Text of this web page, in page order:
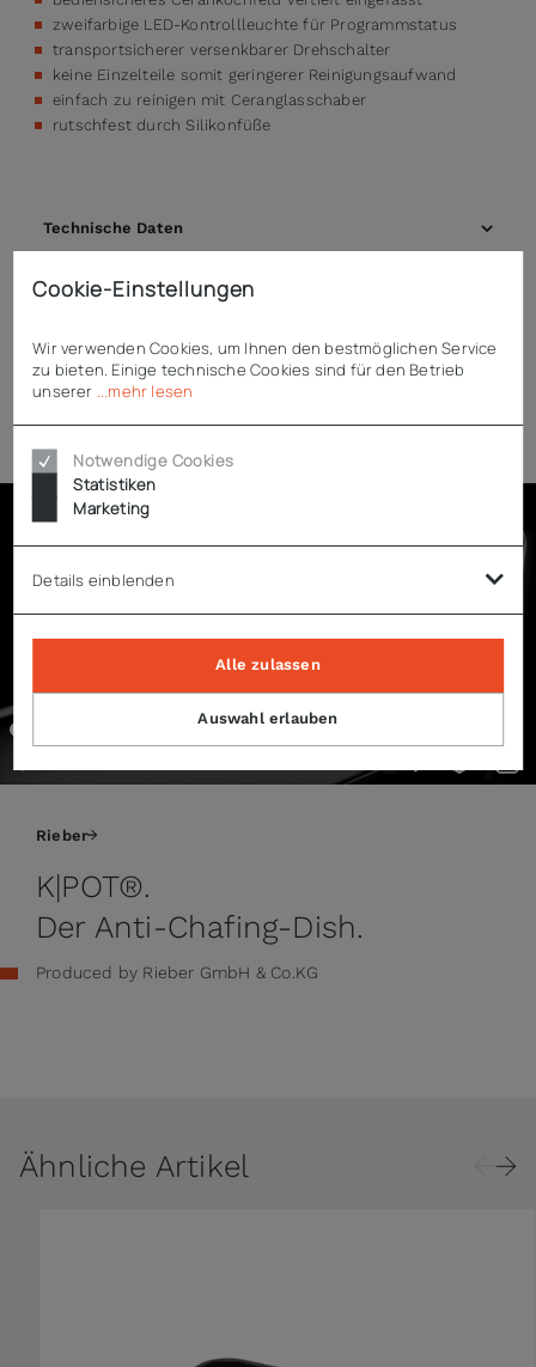
zweifarbige LED-Kontrollleuchte für Programmstatus
transportsicherer versenkbarer Drehschalter
keine Einzelteile somit geringerer Reinigungsaufwand
einfach zu reinigen mit Ceranglasschaber
rutschfest durch Silikonfüße
Technische Daten
Rieber
K|POT®.
Der Anti-Chafing-Dish.
Produced by Rieber GmbH & Co.KG
Ähnliche Artikel
Cookie-Einstellungen
Wir verwenden Cookies, um Ihnen den bestmöglichen Service
zu bieten. Einige technische Cookies sind für den Betrieb
unserer
...mehr lesen
Notwendige Cookies
Statistiken
Marketing
Details einblenden
Auswahl erlauben
Alle zulassen